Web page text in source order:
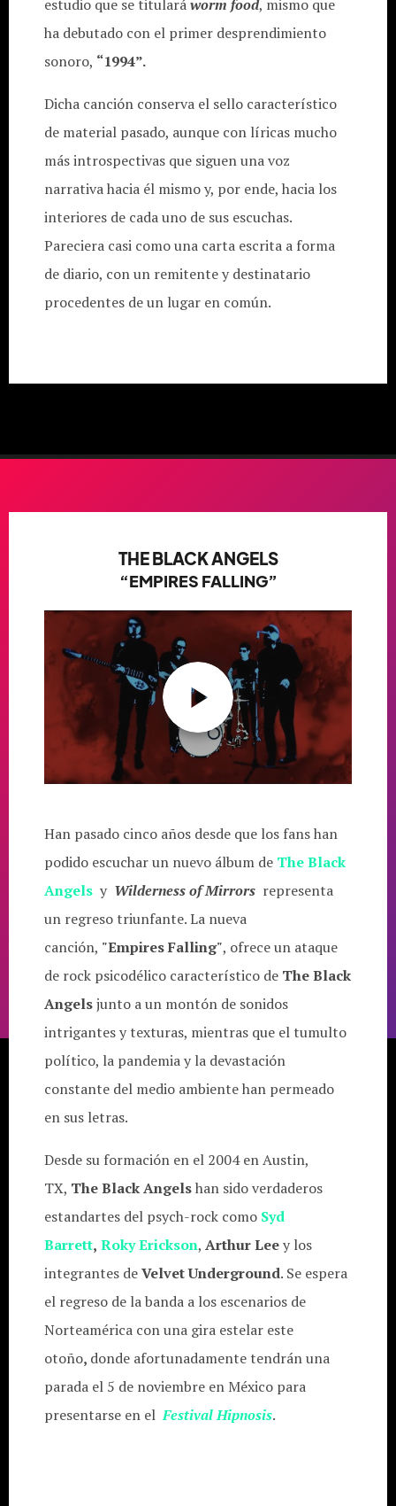
estudio que se titularáworm food, mismo que
ha debutado con el primer desprendimiento
sonoro, “1994”.
Dicha canción conserva el sello característico
de material pasado, aunque con líricas mucho
más introspectivas que siguen una voz
narrativa hacia él mismo y, por ende, hacia los
interiores de cada uno de sus escuchas.
Pareciera casi como una carta escrita a forma
de diario, con un remitente y destinatario
procedentes de un lugar en común.
THE BLACK ANGELS
“EMPIRES FALLING”
Han pasado cinco años desde que los fans han
podido escuchar un nuevo álbum de The Black
Angels y Wilderness of Mirrors representa
un regreso triunfante. La nueva
canción, "Empires Falling", ofrece un ataque
de rock psicodélico característico de The Black
Angelsjunto a un montón de sonidos
intrigantes y texturas, mientras que el tumulto
político, la pandemia y la devastación
constante del medio ambiente han permeado
en sus letras.
Desde su formación en el 2004 en Austin,
TX, The Black Angelshan sido verdaderos
estandartes del psych-rock como Syd
Barrett, Roky Erickson, Arthur Leey los
integrantes deVelvet Underground. Se espera
el regreso de la banda a los escenarios de
Norteamérica con una gira estelar este
otoño, donde afortunadamente tendrán una
parada el 5 de noviembre en México para
presentarse en elFestival Hipnosis.